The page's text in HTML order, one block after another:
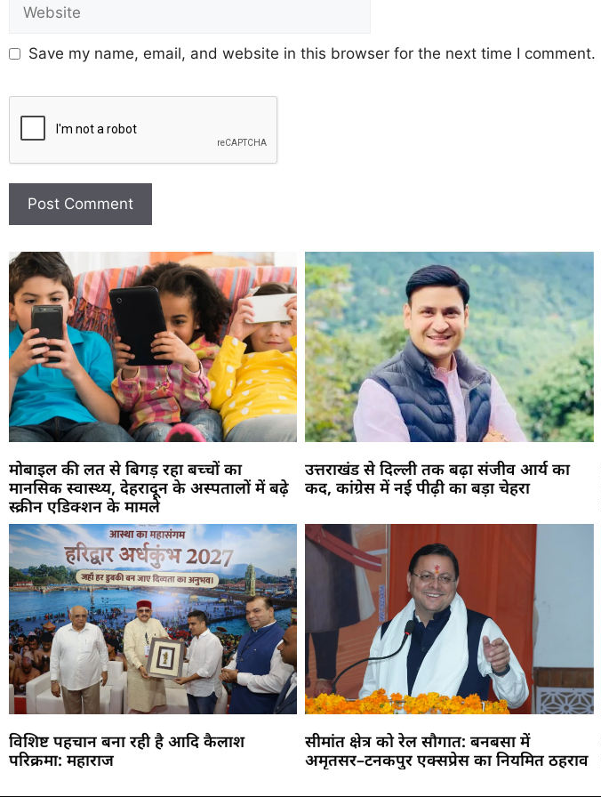
Save my name, email, and website in this browser for the next time I comment.
मोबाइल की लत से बिगड़ रहा बच्चों का
मानसिक स्वास्थ्य, देहरादून के अस्पतालों में बढ़े
स्क्रीन एडिक्शन के मामले
उत्तराखंड से दिल्ली तक बढ़ा संजीव आर्य का
कद, कांग्रेस में नई पीढ़ी का बड़ा चेहरा
विशिष्ट पहचान बना रही है आदि कैलाश
परिक्रमा: महाराज
सीमांत क्षेत्र को रेल सौगात: बनबसा में
अमृतसर–टनकपुर एक्सप्रेस का नियमित ठहराव